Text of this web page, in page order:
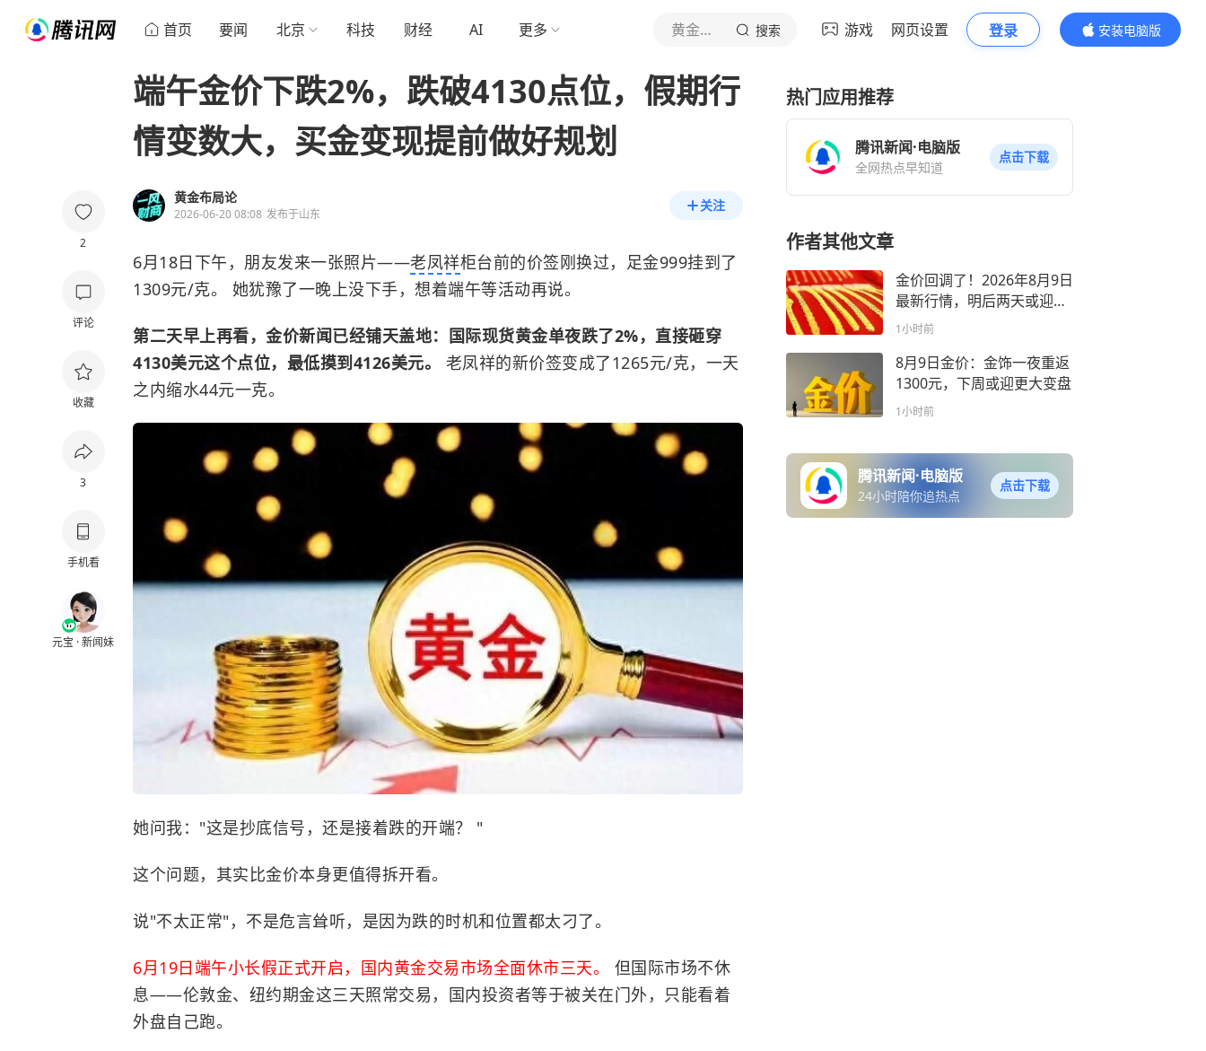
首页 要闻 北京 科技 财经 AI 更多 黄金布局论 搜索 游戏 网页设置 登录
安装电脑版
内容更精彩
2
评论
收藏
3
手机看
元宝 · 新闻妹
端午金价下跌2%，跌破4130点位，假期行
情变数大，买金变现提前做好规划
黄金布局论
2026-06-20 08:08 发布于山东
关注
6月18日下午，朋友发来一张照片——老凤祥柜台前的价签刚换过，足金999挂到了
1309元/克。 她犹豫了一晚上没下手，想着端午等活动再说。
第二天早上再看，金价新闻已经铺天盖地：国际现货黄金单夜跌了2%，直接砸穿
4130美元这个点位，最低摸到4126美元。 老凤祥的新价签变成了1265元/克，一天
之内缩水44元一克。
她问我："这是抄底信号，还是接着跌的开端？ "
这个问题，其实比金价本身更值得拆开看。
说"不太正常"，不是危言耸听，是因为跌的时机和位置都太刁了。
6月19日端午小长假正式开启，国内黄金交易市场全面休市三天。 但国际市场不休
息——伦敦金、纽约期金这三天照常交易，国内投资者等于被关在门外，只能看着
外盘自己跑。
热门应用推荐
腾讯新闻·电脑版
全网热点早知道
点击下载
作者其他文章
金价回调了！2026年8月9日
最新行情，明后两天或迎更
大变盘
1小时前
8月9日金价：金饰一夜重返
1300元，下周或迎更大变盘
1小时前
腾讯新闻·电脑版
24小时陪你追热点
点击下载